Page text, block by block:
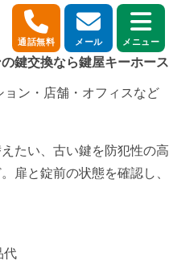
通話無料 メール メニュー
鍵交換なら鍵屋キーホース
ョン・店舗・オフィスなど
たい、古い鍵を防犯性の高
扉と錠前の状態を確認し、
代